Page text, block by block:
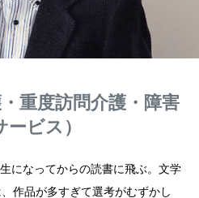
重度訪問介護・障害
ビス）
になってからの読書に飛ぶ。文学
作品が多すぎて選考がむずかし